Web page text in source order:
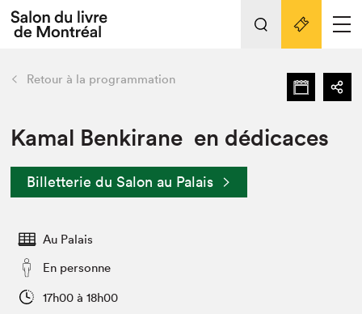
Espace exposant⋅e⋅s
L'événement
Préparer sa visite au Salon
Actualités
SLM PRO
retour Nos activités
Préparer sa visite
Salon dans la ville et en ligne
Projets partenaires
Liens pratiques
Retour à la programmation
Kamal Benkirane en dédicaces
Billetterie du Salon au Palais
Au Palais
En personne
17h00 à 18h00